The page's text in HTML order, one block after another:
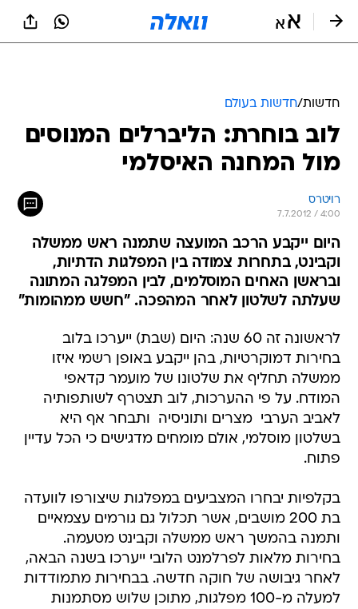
חדשות/חדשות בעולם
לוב בוחרת: הליברלים המנוסים
מול המחנה האיסלמי
רויטרס
7.7.2012 / 4:00
היום ייקבע הרכב המועצה שתמנה ראש ממשלה
וקבינט, בתחרות צמודה בין המפלגות הדתיות,
ובראשן האחים המוסלמים, לבין המפלגה המתונה
שעלתה לשלטון לאחר המהפכה. "חשש ממהומות"
לראשונה זה 60 שנה: היום (שבת) ייערכו בלוב
בחירות דמוקרטיות, בהן ייקבע באופן רשמי איזו
ממשלה תחליף את שלטונו של מועמר קדאפי
המודח. על פי ההערכות, לוב תצטרף לשותפותיה
לאביב הערבי  מצרים ותוניסיה  ותבחר אף היא
בשלטון מוסלמי, אולם מומחים מדגישים כי הכל עדיין
פתוח.
בקלפיות יבחרו המצביעים במפלגות שיצורפו לוועדה
בת 200 מושבים, אשר תכלול גם גורמים עצמאיים
ותמנה בהמשך ראש ממשלה וקבינט מטעמה.
בחירות מלאות לפרלמנט הלובי ייערכו בשנה הבאה,
לאחר גיבושה של חוקה חדשה. בבחירות מתמודדות
למעלה מ-100 מפלגות, מתוכן שלוש מסתמנות